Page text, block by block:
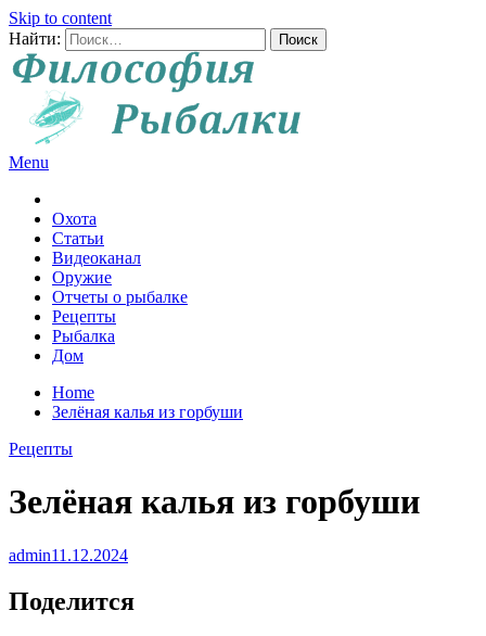
Skip to content
Найти:
Menu
Охота
Статьи
Видеоканал
Оружие
Отчеты о рыбалке
Рецепты
Рыбалка
Дом
Home
Зелёная калья из горбуши
Рецепты
Зелёная калья из горбуши
admin11.12.2024
Поделится